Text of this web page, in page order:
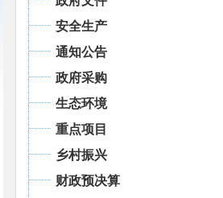
安全生产
通知公告
政府采购
生态环境
重点项目
乡村振兴
财政预决算